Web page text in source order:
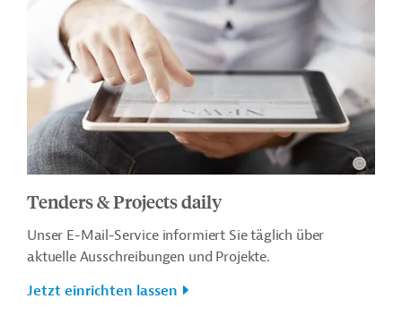
Tenders & Projects daily
Unser E-Mail-Service informiert Sie täglich über
aktuelle Ausschreibungen und Projekte.
Jetzt einrichten lassen